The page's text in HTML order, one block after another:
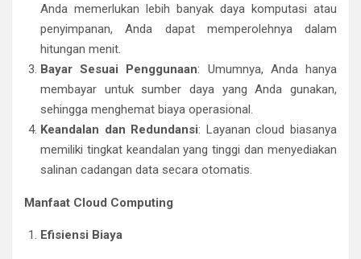
Anda memerlukan lebih banyak daya komputasi atau
penyimpanan, Anda dapat memperolehnya dalam
hitungan menit.
Bayar Sesuai Penggunaan: Umumnya, Anda hanya
membayar untuk sumber daya yang Anda gunakan,
sehingga menghemat biaya operasional.
Keandalan dan Redundansi: Layanan cloud biasanya
memiliki tingkat keandalan yang tinggi dan menyediakan
salinan cadangan data secara otomatis.
Manfaat Cloud Computing
Efisiensi Biaya